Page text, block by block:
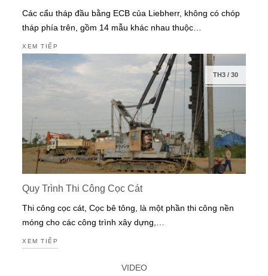
Các cẩu tháp đầu bằng ECB của Liebherr, không có chóp
tháp phía trên, gồm 14 mẫu khác nhau thuộc…
XEM TIẾP
TH3/ 30
Quy Trình Thi Công Cọc Cát
Thi công cọc cát, Cọc bê tông, là một phần thi công nền
móng cho các công trình xây dựng,…
XEM TIẾP
VIDEO